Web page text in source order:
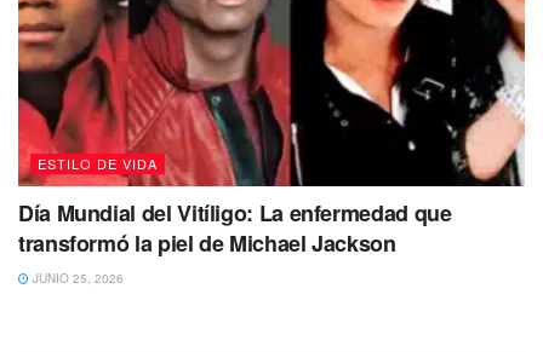
ESTILO DE VIDA
Día Mundial del Vitíligo: La enfermedad que
transformó la piel de Michael Jackson
JUNIO 25, 2026